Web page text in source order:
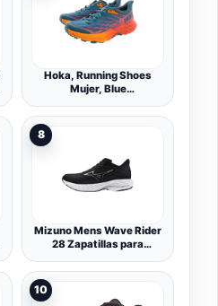
Hoka, Running Shoes
Mujer, Blue
8
Mizuno Mens Wave Rider
28 Zapatillas para
10